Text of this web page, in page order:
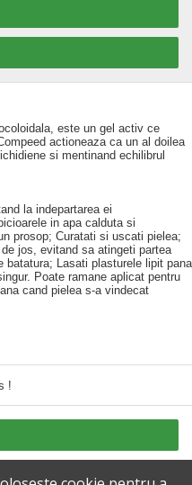
este un gel activ ce
actioneaza ca un al doilea
si mentinand echilibrul
la indepartarea ei
in apa calduta si
prosop; Curatati si uscati pielea;
jos, evitand sa atingeti partea
batatura; Lasati plasturele lipit pana
Poate ramane aplicat pentru
cand pielea s-a vindecat
!